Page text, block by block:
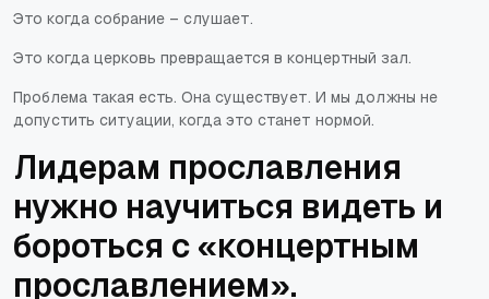
Это когда собрание – слушает.
Это когда церковь превращается в концертный зал.
Проблема такая есть. Она существует. И мы должны не
допустить ситуации, когда это станет нормой.
Лидерам прославления
нужно научиться видеть и
бороться с «концертным
прославлением».